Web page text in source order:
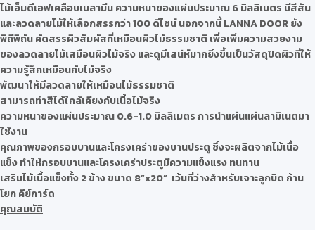
ไม้เอ็มดีเอฟเคลือบเมลามีน ความหนาของแผ่นประมาณ 6 มิลลิเมตร มีสีสัน
และลวดลายไม้ให้เลือกสรรกว่า 100 ดีไซน์ นอกจากนี้ LANNA DOOR ยัง
พิถีพิถัน คัดสรรผิวสัมผัสที่เหมือนผิวไม้ธรรมชาติ เพื่อเพิ่มความสวยงาม
ของลวดลายไม้เสมือนผิวไม้จริง และดูมีเสน่ห์มากยิ่งขึ้นเป็นวัสดุปิดผิวที่ให้
ความรู้สึกเหมือนกับไม้จริง
พัฒนาให้มีลวดลายให้เหมือนไม้ธรรมชาติ
สามารถทำสีได้ใกล้เคียงกับเนื้อไม้จริง
ความหนาของแผ่นประมาณ 0.6-1.0 มิลลิเมตร การนำแผ่นแผ่นลามิเนตมา
ใช้งาน
คุณภาพของกรอบบานและโครงเคร่าของบานประตู ซึ่งจะผลิตจากไม้เนื้อ
แข็ง ทำให้กรอบบานและโครงเคร่าประตูมีความแข็งแรง ทนทาน
เสริมไม้เนื้อแข็งทั้ง 2 ข้าง ขนาด 8”x20” เว้นที่ว่างสำหรับเจาะลูกบิด ก้าน
โยก คีย์การ์ด
คุณสมบัติ